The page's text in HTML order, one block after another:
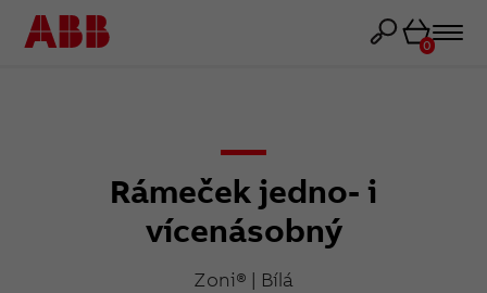
Košík
0
Rámeček jedno- i
vícenásobný
Zoni® | Bílá